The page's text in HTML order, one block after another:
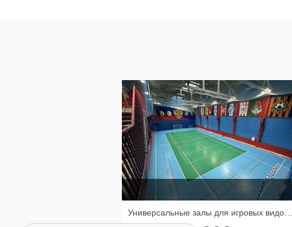
Универсальные залы для игровых видов спорта "Высшая Лига"